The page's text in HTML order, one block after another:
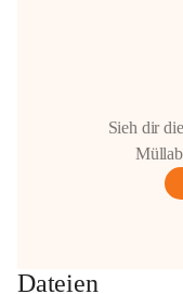
anrainer-
Bei Fragen, Anliegen oder
Wartungsarbeiten
Sieh dir
Dateien